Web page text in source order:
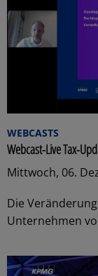
WEBCASTS
Webcast-Live Tax-
Mittwoch, 06.
Die
Unternehmen